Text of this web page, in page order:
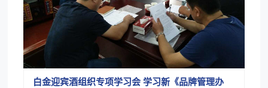
白金迎宾酒组织专项学习会 学习新《品牌管理办